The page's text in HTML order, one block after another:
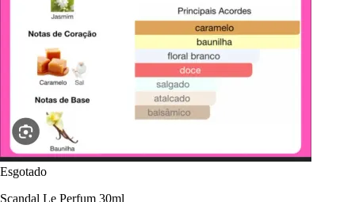
Esgotado
Scandal Le Perfum 30ml